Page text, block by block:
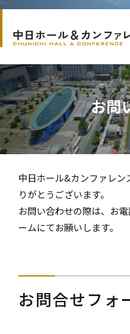
S
t
o
t
h
e
m
お問
中日ホール&カンファレ
りがとうございます。
お問い合わせの際は、お
ームにてお願いします。
お問合せフォ